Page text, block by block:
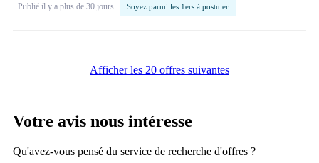
Publié il y a plus de 30 jours Soyez parmi les 1ers à postuler
Afficher les 20 offres suivantes
Votre avis nous intéresse
Qu'avez-vous pensé du service de recherche d'offres ?